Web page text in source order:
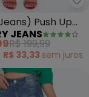
(Azul Bic) em
Push Up
e Rasgos
JEANS
R$ 199,99
R$ 33,33 sem juros